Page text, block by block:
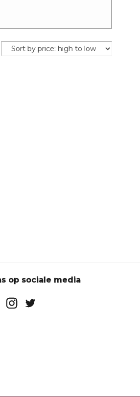
op sociale media